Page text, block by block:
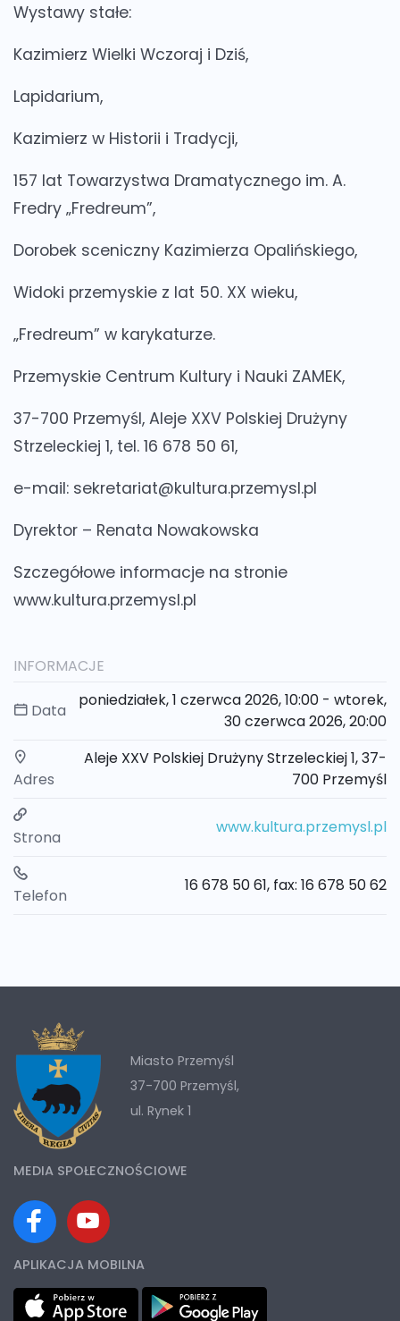
Wystawy stałe:
Kazimierz Wielki Wczoraj i Dziś,
Lapidarium,
Kazimierz w Historii i Tradycji,
157 lat Towarzystwa Dramatycznego im. A.
Fredry „Fredreum”,
Dorobek sceniczny Kazimierza Opalińskiego,
Widoki przemyskie z lat 50. XX wieku,
„Fredreum” w karykaturze.
Przemyskie Centrum Kultury i Nauki ZAMEK,
37-700 Przemyśl, Aleje XXV Polskiej Drużyny
Strzeleckiej 1, tel. 16 678 50 61,
e-mail: sekretariat@kultura.przemysl.pl
Dyrektor – Renata Nowakowska
Szczegółowe informacje na stronie
www.kultura.przemysl.pl
INFORMACJE
Data
poniedziałek, 1 czerwca 2026, 10:00 - wtorek,
30 czerwca 2026, 20:00
Adres
Aleje XXV Polskiej Drużyny Strzeleckiej 1, 37-
700 Przemyśl
Strona
www.kultura.przemysl.pl
Telefon
16 678 50 61, fax: 16 678 50 62
Miasto Przemyśl
37-700 Przemyśl,
ul. Rynek 1
MEDIA SPOŁECZNOŚCIOWE
APLIKACJA MOBILNA